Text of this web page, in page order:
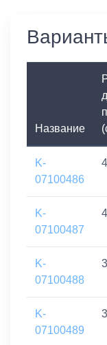
Название
K-
07100486
K-
07100487
K-
07100488
K-
07100489